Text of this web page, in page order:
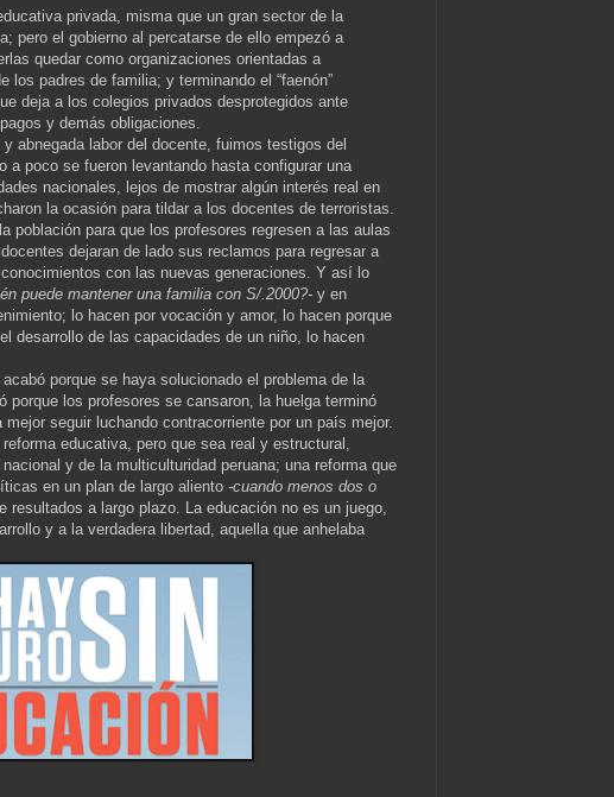
privada, misma que un gran sector de la
pero el gobierno al percatarse de ello empezó a
quedar como organizaciones orientadas a
los padres de familia; y terminando el “faenón”
deja a los colegios privados desprotegidos ante
y demás obligaciones.
abnegada labor del docente, fuimos testigos del
a poco se fueron levantando hasta configurar una
nacionales, lejos de mostrar algún interés real en
la ocasión para tildar a los docentes de terroristas.
población para que los profesores regresen a las aulas
dejaran de lado sus reclamos para regresar a
con las nuevas generaciones. Y así lo
puede mantener una familia con S/.2000?- y en
lo hacen por vocación y amor, lo hacen porque
desarrollo de las capacidades de un niño, lo hacen
porque se haya solucionado el problema de la
porque los profesores se cansaron, la huelga terminó
seguir luchando contracorriente por un país mejor.
educativa, pero que sea real y estructural,
y de la multiculturidad peruana; una reforma que
en un plan de largo aliento -cuando menos dos o
resultados a largo plazo. La educación no es un juego,
y a la verdadera libertad, aquella que anhelaba